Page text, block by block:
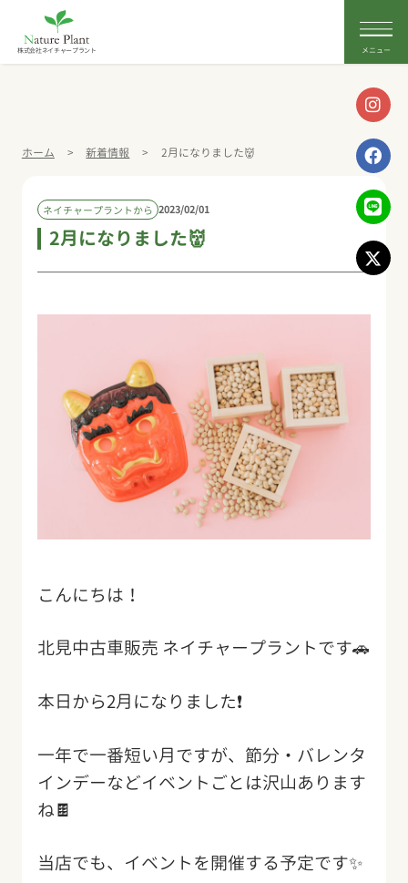
株式会社ネイチャープラント
ホーム > 新着情報 > 2月になりました👹
ネイチャープラントから 2023/02/01
2月になりました👹
こんにちは！
北見中古車販売 ネイチャープラントです🚗
本日から2月になりました❗️
一年で一番短い月ですが、節分・バレンタ
インデーなどイベントごとは沢山あります
ね🍫
当店でも、イベントを開催する予定です✨